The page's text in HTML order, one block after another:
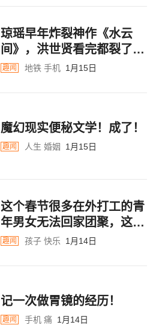
琼瑶早年炸裂神作《水云
间》，洪世贤看完都裂了
~~~
趣闻 地铁 手机 1月15日
魔幻现实便秘文学！成了！
趣闻 人生 婚姻 1月15日
这个春节很多在外打工的青
年男女无法回家团聚，这其
中，蕴藏着巨大的商机
趣闻 孩子 快乐 1月14日
记一次做胃镜的经历！
趣闻 手机 痛 1月14日